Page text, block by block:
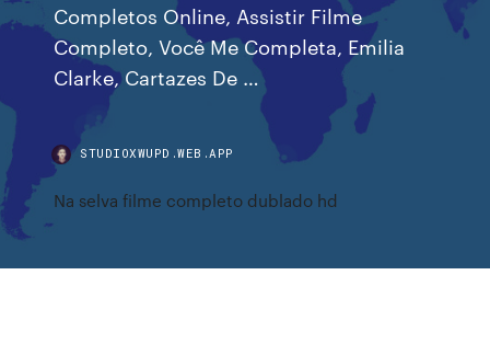
Completos Online, Assistir Filme
Completo, Você Me Completa, Emilia
Clarke, Cartazes De …
STUDIOXWUPD.WEB.APP
Na selva filme completo dublado hd